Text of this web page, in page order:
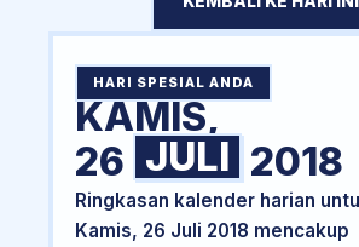
HARI SPESIAL ANDA
KAMIS,
26 JULI 2018
Ringkasan kalender harian
Kamis, 26 Juli 2018 mencakup